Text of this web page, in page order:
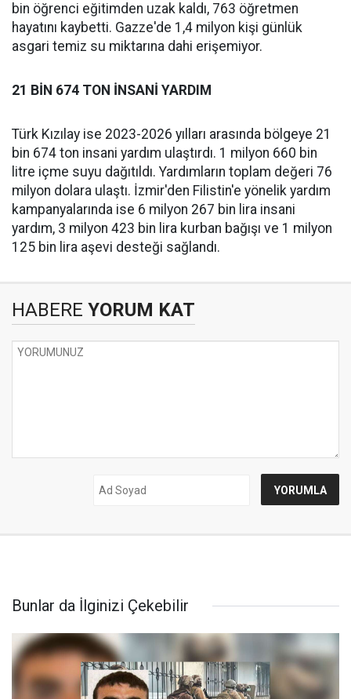
bin öğrenci eğitimden uzak kaldı, 763 öğretmen
hayatını kaybetti. Gazze'de 1,4 milyon kişi günlük
asgari temiz su miktarına dahi erişemiyor.
21 BİN 674 TON İNSANİ YARDIM
Türk Kızılay ise 2023-2026 yılları arasında bölgeye 21
bin 674 ton insani yardım ulaştırdı. 1 milyon 660 bin
litre içme suyu dağıtıldı. Yardımların toplam değeri 76
milyon dolara ulaştı. İzmir'den Filistin'e yönelik yardım
kampanyalarında ise 6 milyon 267 bin lira insani
yardım, 3 milyon 423 bin lira kurban bağışı ve 1 milyon
125 bin lira aşevi desteği sağlandı.
HABERE YORUM KAT
Bunlar da İlginizi Çekebilir